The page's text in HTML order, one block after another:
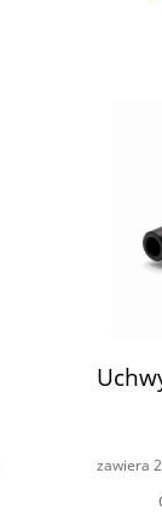
zawiera